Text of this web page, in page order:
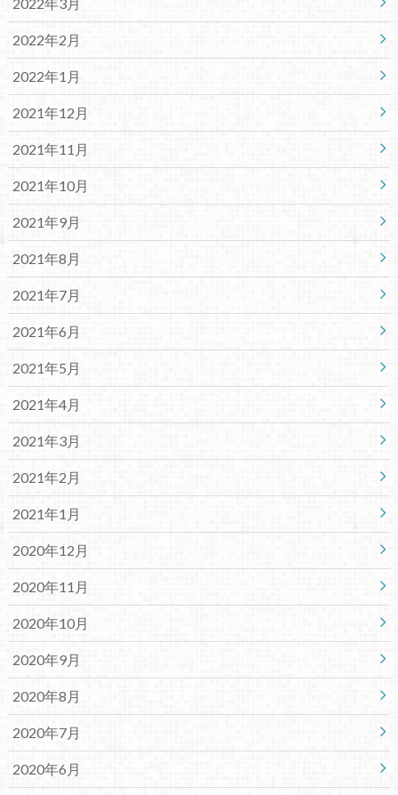
2022年2月
2022年1月
2021年12月
2021年11月
2021年10月
2021年9月
2021年8月
2021年7月
2021年6月
2021年5月
2021年4月
2021年3月
2021年2月
2021年1月
2020年12月
2020年11月
2020年10月
2020年9月
2020年8月
2020年7月
2020年6月